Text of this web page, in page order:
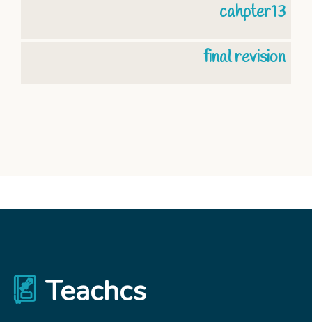
cahpter13
final revision
Teachcs